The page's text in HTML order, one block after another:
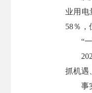
业用电
58％，
“
抓机遇
事